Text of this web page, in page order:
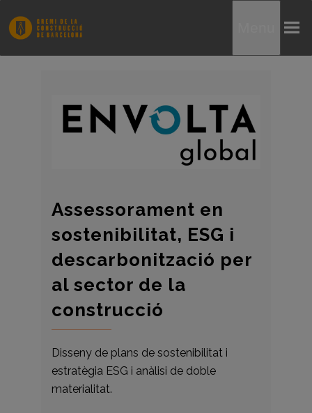
Assessorament en
sostenibilitat, ESG i
descarbonització per
al sector de la
construcció
Disseny de plans de sostenibilitat i
estratègia ESG i anàlisi de doble
materialitat.